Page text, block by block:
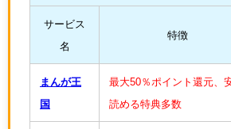
サービス
名
特徴
まんが王
国
最大50％ポイント還元、
読める特典多数